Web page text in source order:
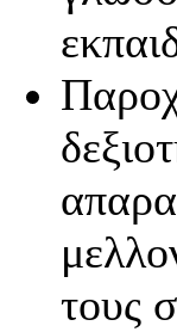
τους